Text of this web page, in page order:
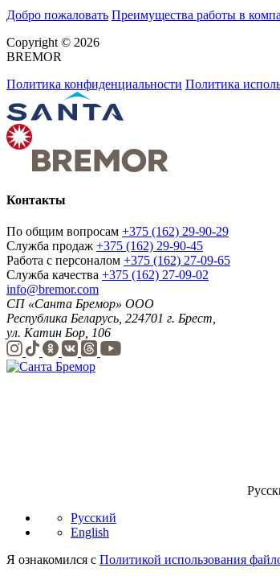
Добро пожаловать Преимущества работы в
Copyright © 2026
BREMOR
Политика конфиденциальности Политика
Контакты
По общим вопросам +375 (162) 29-90-29
Служба продаж +375 (162) 29-90-45
Работа с персоналом +375 (162) 27-09-65
Служба качества +375 (162) 27-09-02
info@bremor.com
СП «Санта Бремор» ООО
Республика Беларусь, 224701 г. Брест,
ул. Катин Бор, 106
Русский
English
Я ознакомился с Политикой использования